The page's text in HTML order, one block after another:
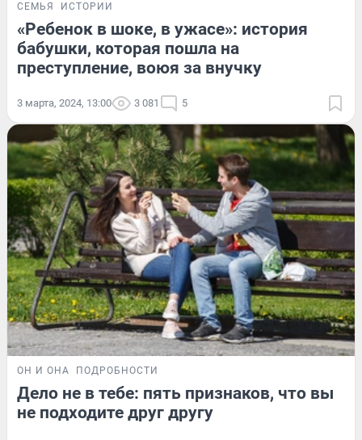
СЕМЬЯ ИСТОРИИ
«Ребенок в шоке, в ужасе»: история
бабушки, которая пошла на
преступление, воюя за внучку
3 марта, 2024, 13:00 3 081 5
ОН И ОНА ПОДРОБНОСТИ
Дело не в тебе: пять признаков, что вы
не подходите друг другу